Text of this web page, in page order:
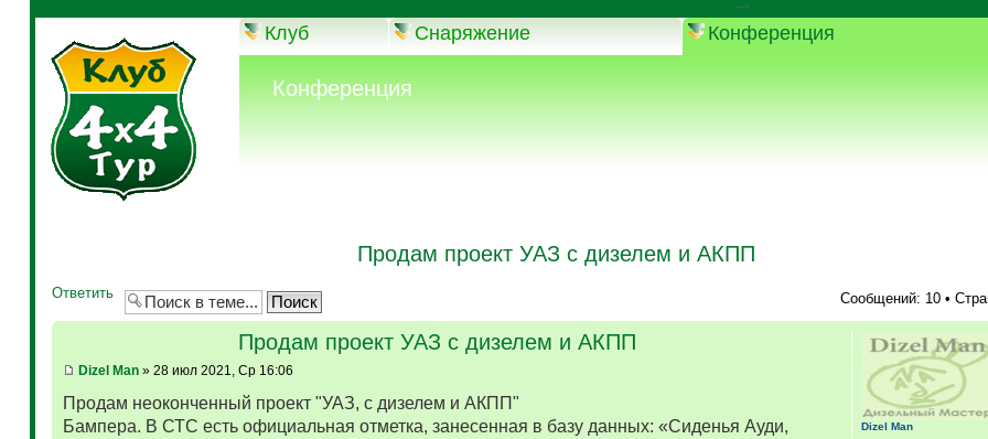
-->
Клуб Снаряжение Конференция
Конференция
Продам проект УАЗ с дизелем и АКПП
Ответить Сообщений: 10 •
Продам проект УАЗ с дизелем и АКПП
Dizel Man» 28 июл 2021, Ср 16:06
Продам неоконченный проект "УАЗ, с дизелем и АКПП"
Бампера. В СТС есть официальная отметка, занесенная в базу данных: «Сиденья Ауди,
Dizel Man